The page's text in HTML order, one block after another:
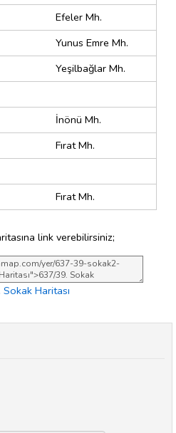
Efeler Mh.
Yunus Emre Mh.
Yeşilbağlar Mh.
İnönü Mh.
Fırat Mh.
Fırat Mh.
link verebilirsiniz;
Haritası